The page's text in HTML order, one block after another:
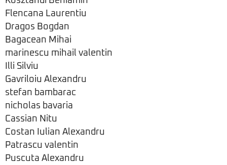
Flencana Laurentiu
Dragos Bogdan
Bagacean Mihai
marinescu mihail valentin
Illi Silviu
Gavriloiu Alexandru
stefan bambarac
nicholas bavaria
Cassian Nitu
Costan Iulian Alexandru
Patrascu valentin
Puscuta Alexandru